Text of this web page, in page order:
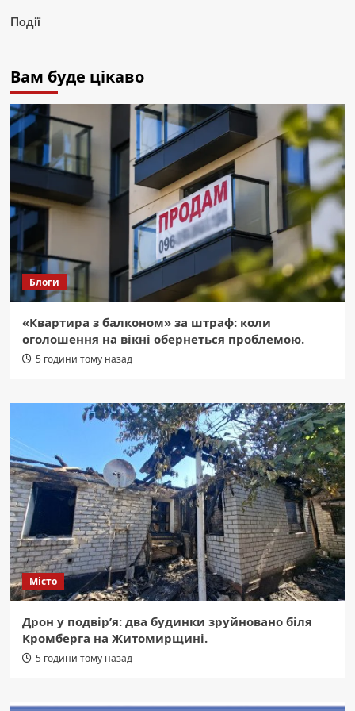
Події
Вам буде цікаво
Блоги
«Квартира з балконом» за штраф: коли
оголошення на вікні обернеться проблемою.
5 години тому назад
Місто
Дрон у подвір’я: два будинки зруйновано біля
Кромберга на Житомирщині.
5 години тому назад